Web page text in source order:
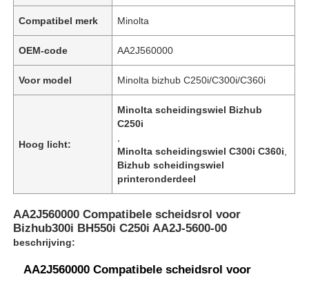
Compatibel merk Minolta
OEM-code AA2J560000
Voor model Minolta bizhub C250i/C300i/C360i
Hoog licht:
Minolta scheidingswiel Bizhub
C250i
Minolta scheidingswiel C300i C360i
Bizhub scheidingswiel
printeronderdeel
AA2J560000 Compatibele scheidsrol voor
Bizhub300i BH550i C250i AA2J-5600-00
beschrijving:
AA2J560000 Compatibele scheidsrol voor